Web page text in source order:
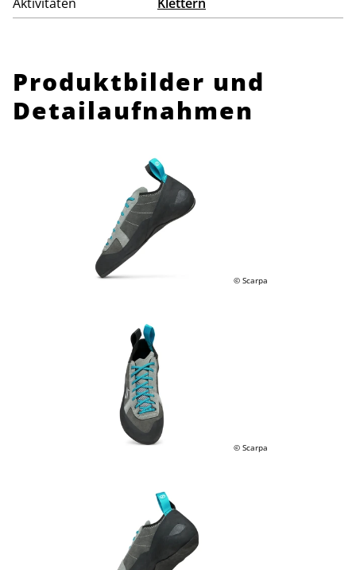
Produktbilder und
Detailaufnahmen
© Scarpa
© Scarpa